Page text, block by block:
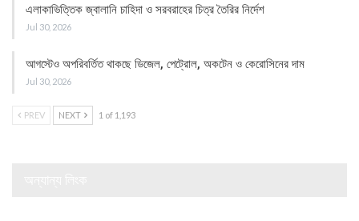
এলাকাভিত্তিক জ্বালানি চাহিদা ও সরবরাহের চিত্র তৈরির নির্দেশ
Jul 30, 2026
আগস্টেও অপরিবর্তিত থাকছে ডিজেল, পেট্রোল, অকটেন ও কেরোসিনের দাম
Jul 30, 2026
PREV NEXT 1 of 1,193